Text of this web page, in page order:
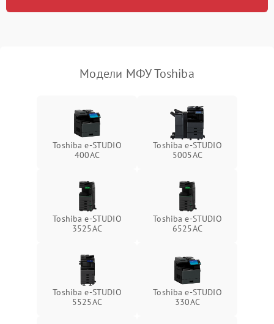
Модели МФУ Toshiba
Toshiba e-STUDIO
400AC
Toshiba e-STUDIO
5005AC
Toshiba e-STUDIO
3525AC
Toshiba e-STUDIO
6525AC
Toshiba e-STUDIO
5525AC
Toshiba e-STUDIO
330AC